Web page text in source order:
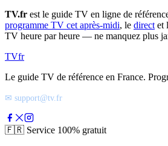
TV.fr est le guide TV en ligne de
programme TV cet après-midi, le direct et
TV heure par heure — ne manquez plus
TVfr
Le guide TV de référence en France.
✉ support@tv.fr
🇫🇷 Service 100% gratuit